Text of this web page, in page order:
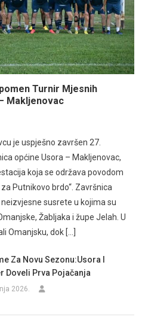
Turnir Mjesnih
Makljenovac
je uspješno završen 27.
općine Usora – Makljenovac,
koja se održava povodom
Putnikovo brdo“. Završnica
susrete u kojima su
Žabljaka i župe Jelah. U
Omanjsku, dok […]
Za Novu Sezonu:Usora I
Doveli Prva Pojačanja
2026.